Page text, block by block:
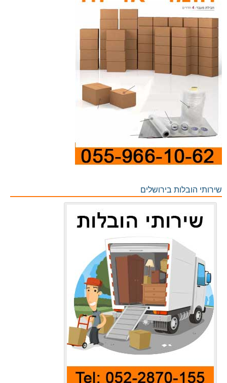
שירותי הובלות בירושלים